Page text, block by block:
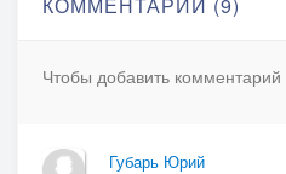
Чтобы добавить комментарий
Губарь Юрий